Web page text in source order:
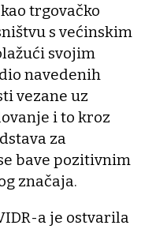
trgovačko
s većinskim
svojim
navedenih
vezane uz
i to kroz
za
bave pozitivnim
značaja.
a je ostvarila